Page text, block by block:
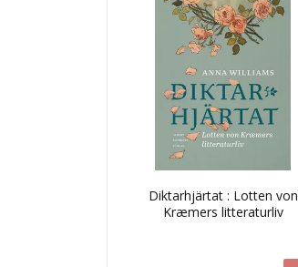
Diktarhjärtat : Lotten von
Kræmers litteraturliv